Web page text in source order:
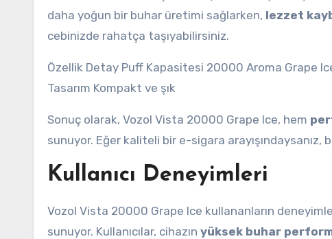
daha yoğun bir buhar üretimi sağlarken, lezzet
cebinizde rahatça taşıyabilirsiniz.
Özellik Detay Puff Kapasitesi 20000 Aroma Grape
Tasarım Kompakt ve şık
Sonuç olarak, Vozol Vista 20000 Grape Ice, hem
sunuyor. Eğer kaliteli bir e-sigara arayışındaysanız,
Kullanıcı Deneyimleri
Vozol Vista 20000 Grape Ice kullananların
sunuyor. Kullanıcılar, cihazın yüksek buhar